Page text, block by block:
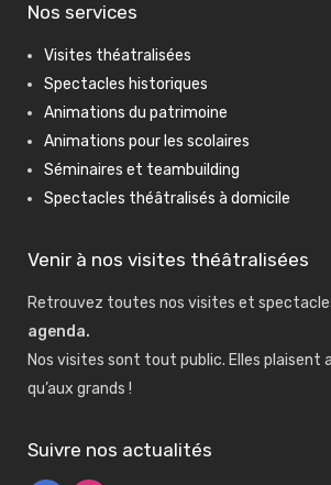
Nos services
Visites théatralisées
Spectacles historiques
Animations du patrimoine
Animations pour les scolaires
Séminaires et teambuilding
Spectacles théâtralisés à domicile
Venir à nos visites théâtralisées
Retrouvez toutes nos visites et
agenda.
Nos visites sont tout public. Elles
qu’aux grands !
Suivre nos actualités